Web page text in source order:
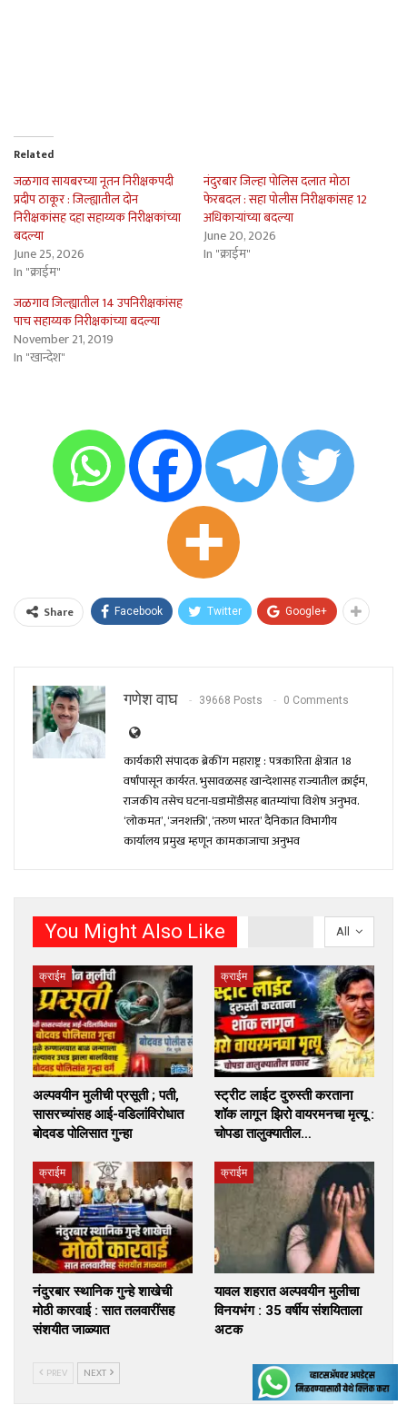
Related
जळगाव सायबरच्या नूतन निरीक्षकपदी
प्रदीप ठाकूर : जिल्ह्यातील दोन
निरीक्षकांसह दहा सहाय्यक निरीक्षकांच्या
बदल्या
June 25, 2026
In "क्राईम"
नंदुरबार जिल्हा पोलिस दलात मोठा
फेरबदल : सहा पोलीस निरीक्षकांसह 12
अधिकार्‍यांच्या बदल्या
June 20, 2026
In "क्राईम"
जळगाव जिल्ह्यातील 14 उपनिरीक्षकांसह
पाच सहाय्यक निरीक्षकांच्या बदल्या
November 21, 2019
In "खान्देश"
Share Facebook Twitter Google+
गणेश वाघ 39668 Posts 0 Comments
कार्यकारी संपादक ब्रेकींग महाराष्ट्र : पत्रकारिता क्षेत्रात 18
वर्षांपासून कार्यरत. भुसावळसह खान्देशासह राज्यातील क्राईम,
राजकीय तसेच घटना-घडामोंडीसह बातम्यांचा विशेष अनुभव.
‘लोकमत’, ‘जनशक्ती’, ‘तरुण भारत’ दैनिकात विभागीय
कार्यालय प्रमुख म्हणून कामकाजाचा अनुभव
All
You Might Also Like
क्राईम
अल्पवयीन मुलीची प्रसूती ; पती,
सासरच्यांसह आई-वडिलांविरोधात
बोदवड पोलिसात गुन्हा
क्राईम
स्ट्रीट लाईट दुरुस्ती करताना
शॉक लागून झिरो वायरमनचा मृत्यू :
चोपडा तालुक्यातील…
क्राईम
नंदुरबार स्थानिक गुन्हे शाखेची
मोठी कारवाई : सात तलवारींसह
संशयीत जाळ्यात
क्राईम
यावल शहरात अल्पवयीन मुलीचा
विनयभंग : 35 वर्षीय संशयिताला
अटक
PREV NEXT